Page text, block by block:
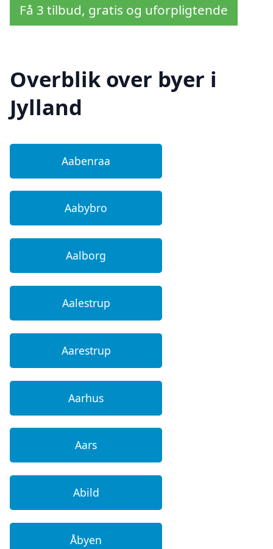
Få 3 tilbud, gratis og uforpligtende
Overblik over byer i
Jylland
Aabenraa
Aabybro
Aalborg
Aalestrup
Aarestrup
Aarhus
Aars
Abild
Åbyen